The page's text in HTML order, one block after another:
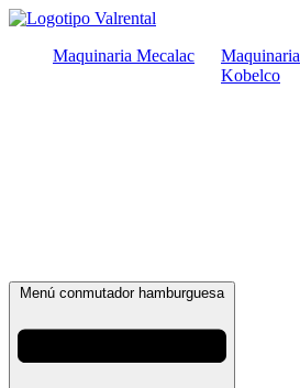
Ir
contenidoMaquinaria Mecalac
Maquinaria
Kobelco
Menú conmutador hamburguesa